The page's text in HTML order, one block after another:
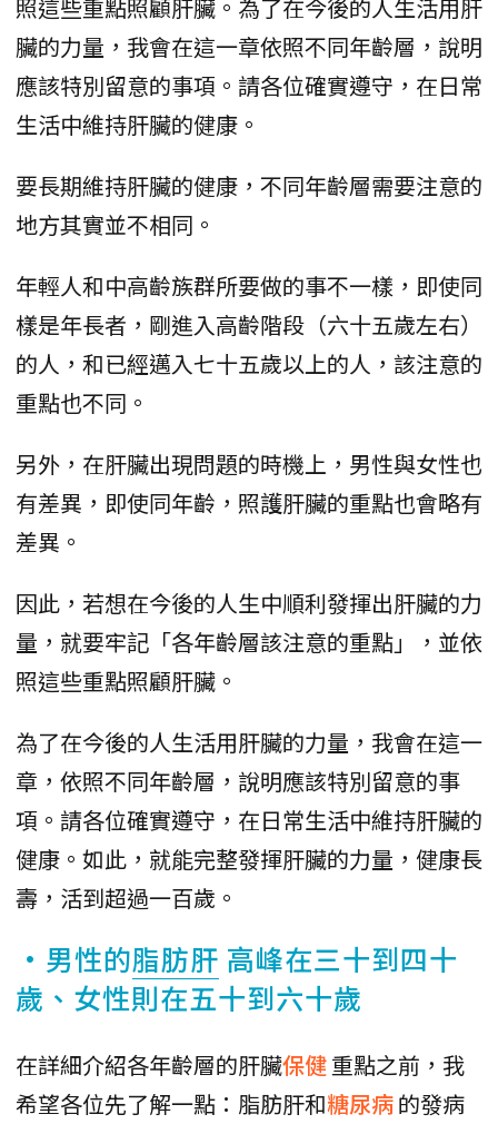
照這些重點照顧肝臟。為了在今後的人生活用肝
臟的力量，我會在這一章依照不同年齡層，說明
應該特別留意的事項。請各位確實遵守，在日常
生活中維持肝臟的健康。
要長期維持肝臟的健康，不同年齡層需要注意的
地方其實並不相同。
年輕人和中高齡族群所要做的事不一樣，即使同
樣是年長者，剛進入高齡階段（六十五歲左右）
的人，和已經邁入七十五歲以上的人，該注意的
重點也不同。
另外，在肝臟出現問題的時機上，男性與女性也
有差異，即使同年齡，照護肝臟的重點也會略有
差異。
因此，若想在今後的人生中順利發揮出肝臟的力
量，就要牢記「各年齡層該注意的重點」，並依
照這些重點照顧肝臟。
為了在今後的人生活用肝臟的力量，我會在這一
章，依照不同年齡層，說明應該特別留意的事
項。請各位確實遵守，在日常生活中維持肝臟的
健康。如此，就能完整發揮肝臟的力量，健康長
壽，活到超過一百歲。
•男性的脂肪肝 高峰在三十到四十
歲、女性則在五十到六十歲
在詳細介紹各年齡層的肝臟保健重點之前，我
希望各位先了解一點：脂肪肝和糖尿病的發病